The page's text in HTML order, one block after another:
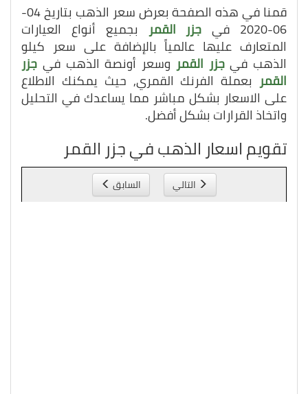
قمنا في هذه الصفحة بعرض سعر الذهب بتاريخ 04-
06-2020 في جزر القمر بجميع أنواع العيارات
المتعارف عليها عالمياً بالإضافة على سعر كيلو
الذهب فيجزر القمر وسعر أونصة الذهب في جزر
القمر بعملة الفرنك القمري, حيث يمكنك الاطلاع
على الاسعار بشكل مباشر مما يساعدك في التحليل
واتخاذ القرارات بشكل أفضل.
تقويم اسعار الذهب في جزر القمر
التالي السابق